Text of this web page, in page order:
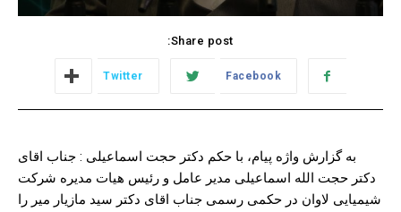
Share post:
Facebook
Twitter
به گزارش واژه پیام، با حکم دکتر حجت اسماعیلی : جناب اقای
دکتر حجت الله اسماعیلی مدیر عامل و رئیس هیات مدیره شرکت
شیمیایی لاوان در حکمی رسمی جناب اقای دکتر سید مازیار میر را